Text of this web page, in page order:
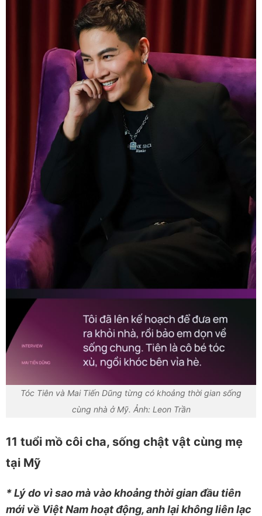
Tóc Tiên và Mai Tiến Dũng từng có khoảng thời gian sống
cùng nhà ở Mỹ. Ảnh: Leon Trần
11 tuổi mồ côi cha, sống chật vật cùng mẹ
tại Mỹ
* Lý do vì sao mà vào khoảng thời gian đầu tiên
mới về Việt Nam hoạt động, anh lại không liên lạc